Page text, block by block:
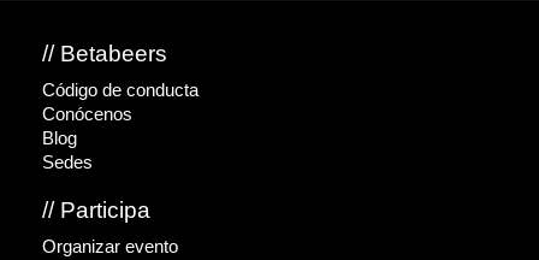
// Betabeers
Código de conducta
Conócenos
Blog
Sedes
// Participa
Organizar evento